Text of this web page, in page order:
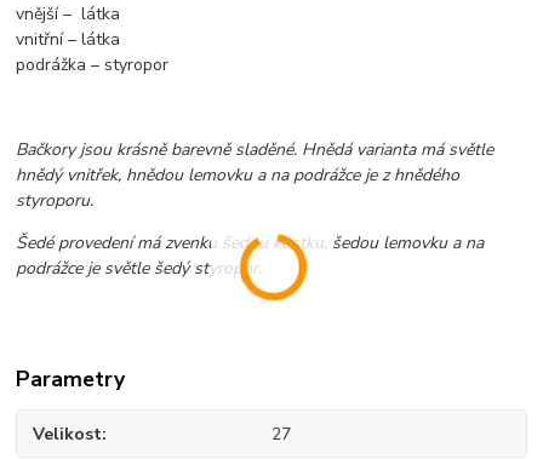
vnější – látka
vnitřní – látka
podrážka – styropor
Bačkory jsou krásně barevně sladěné. Hnědá varianta má světle
hnědý vnitřek, hnědou lemovku a na podrážce je z hnědého
styroporu.
Šedé provedení má zvenku šedou kostku, šedou lemovku a na
podrážce je světle šedý styropor.
Parametry
Velikost 27